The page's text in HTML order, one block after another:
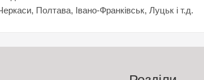
Полтава, Івано-Франківськ, Луцьк і т.д.